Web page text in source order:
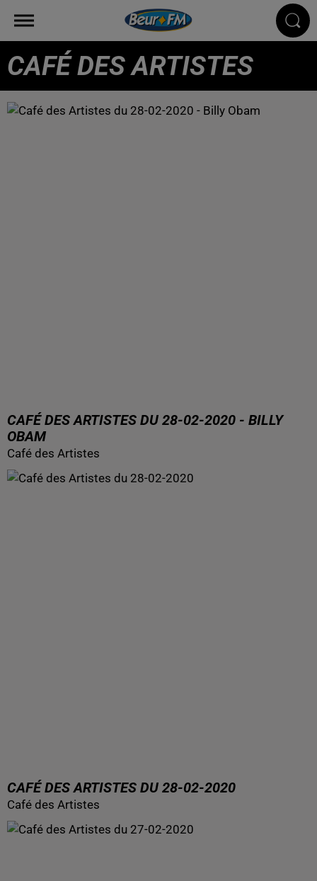
CAFÉ DES ARTISTES
CAFÉ DES ARTISTES DU 28-02-2020 - BILLY
OBAM
Café des Artistes
CAFÉ DES ARTISTES DU 28-02-2020
Café des Artistes